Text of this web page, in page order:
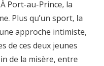
Port-au-Prince, la
Plus qu’un sport, la
approche intimiste,
de ces deux jeunes
de la misère, entre